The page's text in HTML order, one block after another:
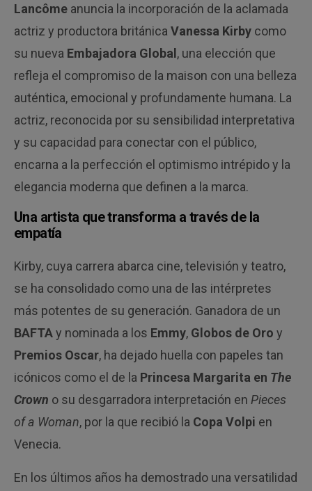
Lancôme anuncia la incorporación de la aclamada
actriz y productora británicaVanessa Kirby como
su nueva Embajadora Global, una elección que
refleja el compromiso de la maison con una belleza
auténtica, emocional y profundamente humana. La
actriz, reconocida por su sensibilidad interpretativa
y su capacidad para conectar con el público,
encarna a la perfección el optimismo intrépido y la
elegancia moderna que definen a la marca.
Una artista que transforma a través de la
empatía
Kirby, cuya carrera abarca cine, televisión y teatro,
se ha consolidado como una de las intérpretes
más potentes de su generación. Ganadora de un
BAFTAy nominada a los Emmy, Globos de Oro y
Premios Oscar, ha dejado huella con papeles tan
icónicos como el de la Princesa Margarita en The
Crown o su desgarradora interpretación en Pieces
of a Woman, por la que recibió la Copa Volpi en
Venecia.
En los últimos años ha demostrado una versatilidad